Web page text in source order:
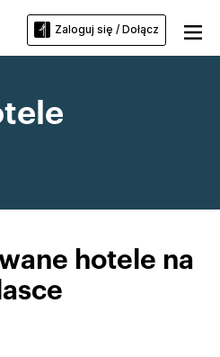
Zaloguj się / Dołącz
hotele na